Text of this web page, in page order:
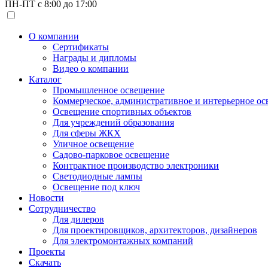
ПН-ПТ с 8:00 до 17:00
О компании
Сертификаты
Награды и дипломы
Видео о компании
Каталог
Промышленное освещение
Коммерческое, административное и интерьерное
Освещение спортивных объектов
Для учреждений образования
Для сферы ЖКХ
Уличное освещение
Садово-парковое освещение
Контрактное производство электроники
Светодиодные лампы
Освещение под ключ
Новости
Сотрудничество
Для дилеров
Для проектировщиков, архитекторов, дизайнеров
Для электромонтажных компаний
Проекты
Скачать